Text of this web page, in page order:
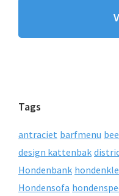
Tags
antraciet barfmenu
design kattenbak
Hondenbank
Hondensofa